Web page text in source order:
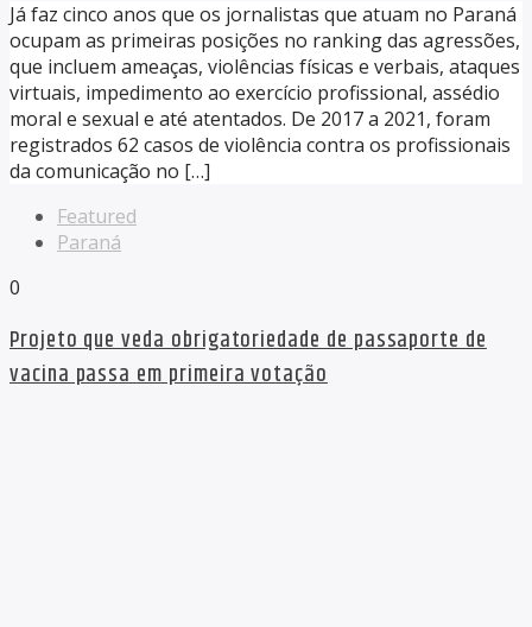
Já faz cinco anos que os jornalistas que atuam no Paraná
ocupam as primeiras posições no ranking das agressões,
que incluem ameaças, violências físicas e verbais, ataques
virtuais, impedimento ao exercício profissional, assédio
moral e sexual e até atentados. De 2017 a 2021, foram
registrados 62 casos de violência contra os profissionais
da comunicação no […]
Featured
Paraná
0
Projeto que veda obrigatoriedade de passaporte de
vacina passa em primeira votação